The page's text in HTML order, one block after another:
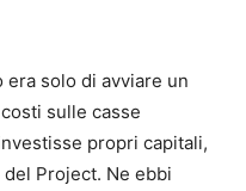
solo di avviare un
sulle casse
propri capitali,
Project. Ne ebbi